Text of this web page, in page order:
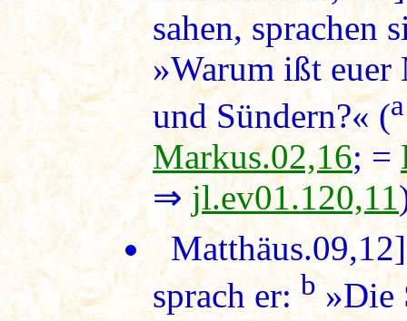
sahen, sprachen
»Warum ißt
und Sündern?« (
Markus.02,16; =
⇒jl.ev01.120,11
Matthäus.09,12
sprach er:b »Die